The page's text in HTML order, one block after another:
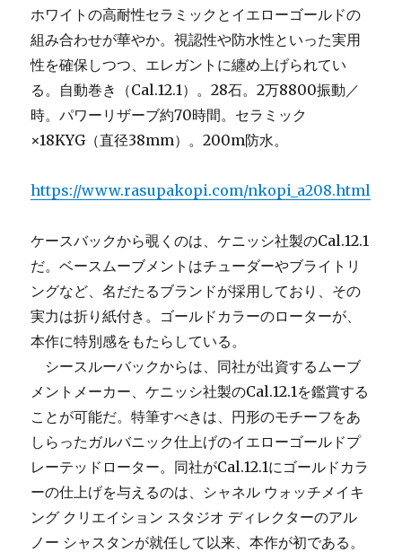
ホワイトの高耐性セラミックとイエローゴールドの
組み合わせが華やか。視認性や防水性といった実用
性を確保しつつ、エレガントに纏め上げられてい
る。自動巻き（Cal.12.1）。28石。2万8800振動／
時。パワーリザーブ約70時間。セラミック
×18KYG（直径38mm）。200m防水。
https://www.rasupakopi.com/nkopi_a208.html
ケースバックから覗くのは、ケニッシ社製のCal.12.1
だ。ベースムーブメントはチューダーやブライトリ
ングなど、名だたるブランドが採用しており、その
実力は折り紙付き。ゴールドカラーのローターが、
本作に特別感をもたらしている。
シースルーバックからは、同社が出資するムーブ
メントメーカー、ケニッシ社製のCal.12.1を鑑賞する
ことが可能だ。特筆すべきは、円形のモチーフをあ
しらったガルバニック仕上げのイエローゴールドプ
レーテッドローター。同社がCal.12.1にゴールドカラ
ーの仕上げを与えるのは、シャネル ウォッチメイキ
ング クリエイション スタジオ ディレクターのアル
ノー シャスタンが就任して以来、本作が初である。